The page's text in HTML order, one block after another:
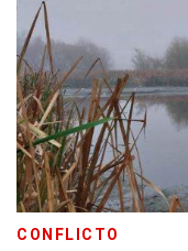
CONFLICTO